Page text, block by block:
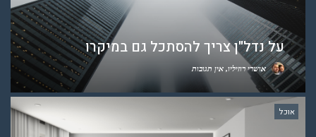
על נדל"ן צריך להסתכל גם במיקרו
אושרי רוזיליו אין תגובות
אוכל